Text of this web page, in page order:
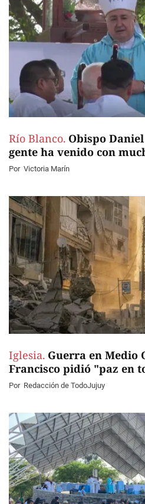
Río Blanco. Obispo
gente ha venido con
Por Victoria Marín
Iglesia. Guerra en Medio
Francisco pidió "paz en
Por Redacción de TodoJujuy